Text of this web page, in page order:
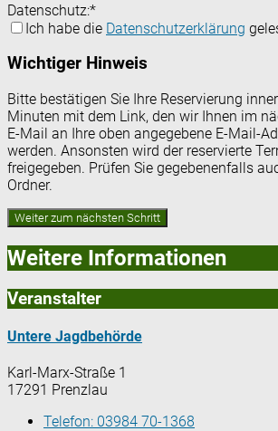
Datenschutz:*
Ich habe die Datenschutzerklärung
Wichtiger Hinweis
Bitte bestätigen Sie Ihre Reservierung
Minuten mit dem Link, den wir Ihnen im
E-Mail an Ihre oben angegebene E-Mail-
werden. Ansonsten wird der reservierte
freigegeben. Prüfen Sie gegebenenfalls
Ordner.
Weitere Informationen
Veranstalter
Untere Jagdbehörde
Karl-Marx-Straße 1
17291 Prenzlau
Telefon: 03984 70-1368